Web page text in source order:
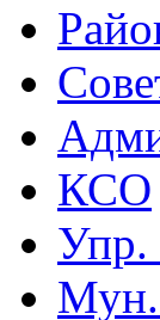
КСО
Упр.
Мун.